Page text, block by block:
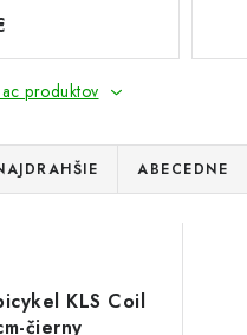
produktov
ABECEDNE
KLS Coil
čierny